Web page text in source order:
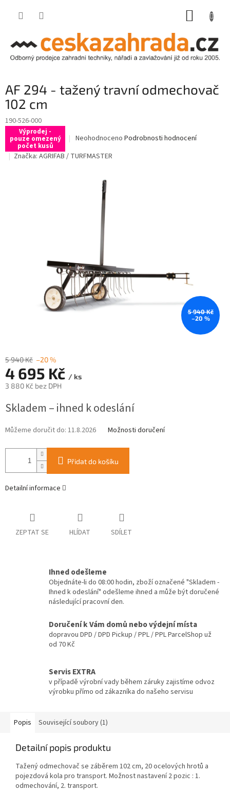
AF 294 - tažený travní odmechovač
102 cm
190-526-000
Výprodej -
pouze omezený
počet kusů
Průměrné
produktu
hvězdiček.
Neohodnoceno Podrobnosti hodnocení
Značka: AGRIFAB / TURFMASTER
5 940 Kč
–20 %
5 940 Kč –20 %
4 695 Kč / ks
3 880 Kč bez DPH
cena:
Skladem – ihned k odeslání
Můžeme doručit do: 11.8.2026 Možnosti doručení
Přidat do košíku
Detailní informace
ZEPTAT SE HLÍDAT SDÍLET
Ihned odešleme
Objednáte-li do 08:00 hodin, zboží označené "Skladem -
Ihned k odeslání" odešleme ihned a může být doručené
následující pracovní den.
Doručení k Vám domů nebo výdejní místa
dopravou DPD / DPD Pickup / PPL / PPL ParcelShop už
od 70 Kč
Servis EXTRA
v případě výrobní vady během záruky zajistíme odvoz
výrobku přímo od zákazníka do našeho servisu
Popis Související soubory (1)
Detailní popis produktu
Tažený odmechovač se záběrem 102 cm, 20 ocelových hrotů a
pojezdová kola pro transport. Možnost nastavení 2 pozic : 1.
odmechování, 2. transport.